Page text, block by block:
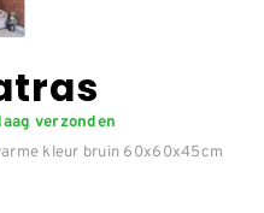
verzonden
kleur bruin 60x60x45cm